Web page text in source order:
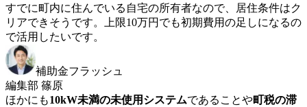
すでに町内に住んでいる自宅の所有者なので、居住条件はク
リアできそうです。上限10万円でも初期費用の足しになるの
で活用したいです。
補助金フラッシュ
編集部 篠原
ほかにも10kW未満の未使用システムであることや町税の滞